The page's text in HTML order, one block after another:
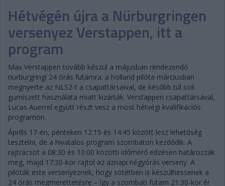
DIGITÁLIS MAGAZIN
PONTÁLLÁSOK
VERSENYNAPTÁRAK
Hétvégén újra a Nürburgringen
versenyez Verstappen, itt a
program
Max Verstappen tovább készül a májusban rendezendő
nürburgringi 24 órás futamra: a holland pilóta márciusban
megnyerte az NLS2-t a csapattársaival, de később túl sok
gumiszett használata miatt kizárták. Verstappen csapattársával,
Lucas Auerrel együtt részt vesz a most hétvégi kvalifikációs
programon.
Április 17-én, pénteken 12:15 és 14:45 között lesz lehetőség
tesztelni, de a hivatalos program szombaton kezdődik. A
rajtrácsot a 08:30 és 10:00 közötti időmérő edzésen határozzák
meg, majd 17:30-kor rajtol az aznapi négyórás verseny. A
pilóták este versenyeznek, hogy sötétben is készülhessenek a
24 órás megmérettetésre – így a szombati futam 21:30-kor ér